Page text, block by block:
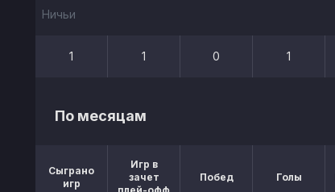
Ничьи
1 1 0 1
По месяцам
Сыграно
игр
Игр в
зачет
Побед Голы